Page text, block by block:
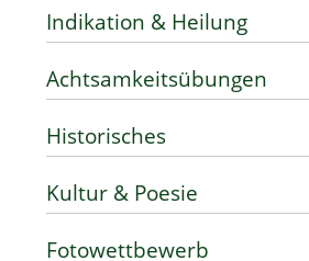
Indikation & Heilung
Achtsamkeitsübungen
Historisches
Kultur & Poesie
Fotowettbewerb